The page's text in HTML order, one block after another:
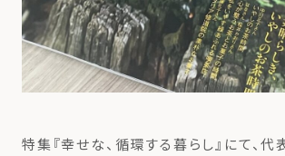
特集『幸せな、循環する暮らし』にて、